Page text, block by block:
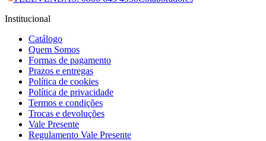
Institucional
Catálogo
Quem Somos
Formas de pagamento
Prazos e entregas
Política de cookies
Política de privacidade
Termos e condições
Trocas e devoluções
Vale Presente
Regulamento Vale Presente